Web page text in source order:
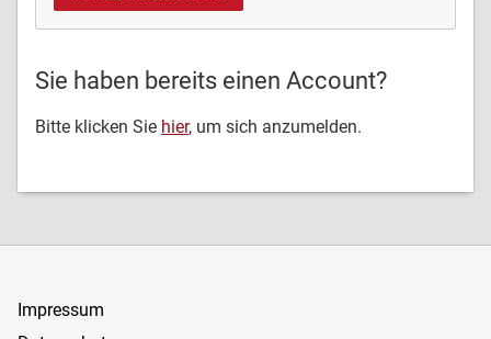
Sie haben bereits einen Account?
Bitte klicken Sie hier, um sich anzumelden.
Impressum